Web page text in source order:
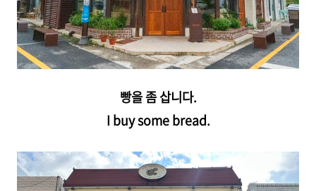
빵을 좀 삽니다.
I buy some bread.